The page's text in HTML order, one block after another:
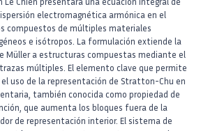
electromagnética armónica en el
compuestos de múltiples materiales
e isótropos. La formulación extiende la
Müller a estructuras compuestas mediante el
múltiples. El elemento clave que permite
uso de la representación de Stratton-Chu en
también conocida como propiedad de
que aumenta los bloques fuera de la
de representación interior. El sistema de